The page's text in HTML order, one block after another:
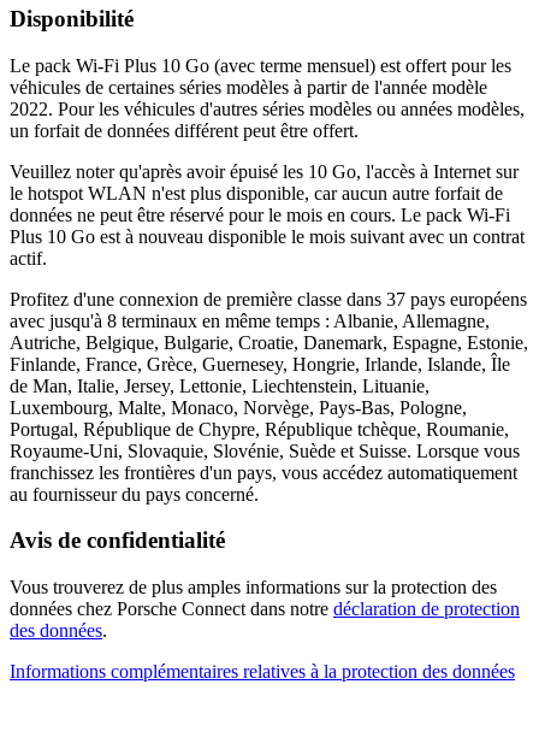
Disponibilité
Le pack Wi-Fi Plus 10 Go (avec terme mensuel) est offert pour les
véhicules de certaines séries modèles à partir de l'année modèle
2022. Pour les véhicules d'autres séries modèles ou années modèles,
un forfait de données différent peut être offert.
Veuillez noter qu'après avoir épuisé les 10 Go, l'accès à Internet sur
le hotspot WLAN n'est plus disponible, car aucun autre forfait de
données ne peut être réservé pour le mois en cours. Le pack Wi-Fi
Plus 10 Go est à nouveau disponible le mois suivant avec un contrat
actif.
Profitez d'une connexion de première classe dans 37 pays européens
avec jusqu'à 8 terminaux en même temps : Albanie, Allemagne,
Autriche, Belgique, Bulgarie, Croatie, Danemark, Espagne, Estonie,
Finlande, France, Grèce, Guernesey, Hongrie, Irlande, Islande, Île
de Man, Italie, Jersey, Lettonie, Liechtenstein, Lituanie,
Luxembourg, Malte, Monaco, Norvège, Pays-Bas, Pologne,
Portugal, République de Chypre, République tchèque, Roumanie,
Royaume-Uni, Slovaquie, Slovénie, Suède et Suisse. Lorsque vous
franchissez les frontières d'un pays, vous accédez automatiquement
au fournisseur du pays concerné.
Avis de confidentialité
Vous trouverez de plus amples informations sur la protection des
données chez Porsche Connect dans notre déclaration de protection
des données.
Informations complémentaires relatives à la protection des données